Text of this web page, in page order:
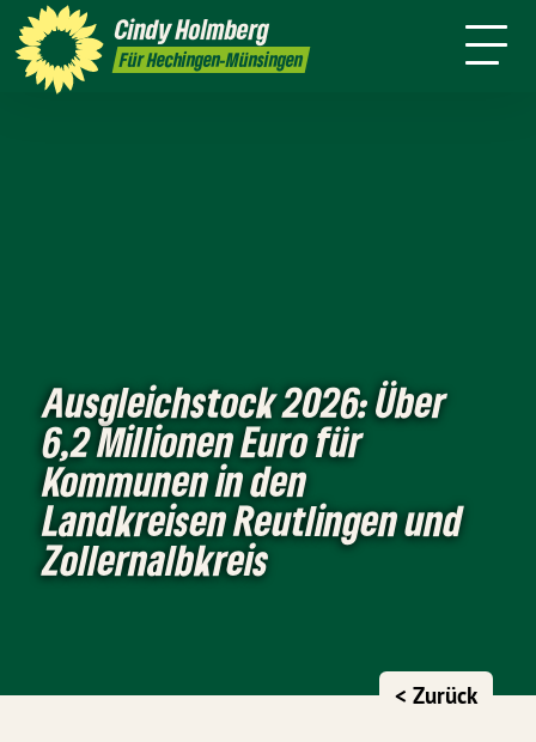
CindyHolmberg
Für Hechingen-Münsingen
Presse Kontakt
mich
Ausgleichstock 2026: Über
6,2 Millionen Euro für
Kommunen in den
Landkreisen Reutlingen und
Zollernalbkreis
< Zurück